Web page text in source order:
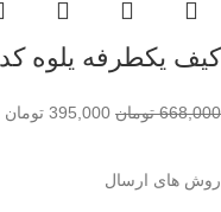
کیف یکطرفه یلوه کد 2710
668,000 تومان 395,000 تومان
روش های ارسال